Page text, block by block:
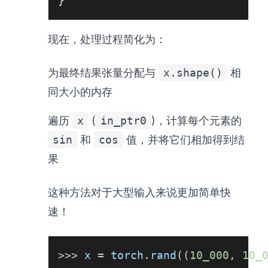
现在，处理过程简化为：
为最终结果张量分配与 x.shape()
相
同大小的内存
遍历 x ( in_ptr0 )，计算每个元素的
sin
和 cos
值，并将它们相加得到结
果
这种方法对于大型输入来说更加简单快
速！
>>> x = torch . rand ( ( 10_000 ,